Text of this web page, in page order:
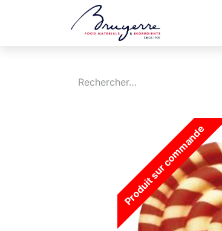
Produit sur commande